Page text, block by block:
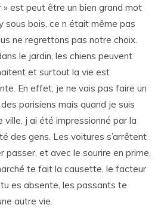
» est peut être un bien grand mot
sous bois, ce n était même pas
ne regrettons pas notre choix.
le jardin, les chiens peuvent
et surtout la vie est
En effet, je ne vais pas faire un
parisiens mais quand je suis
j ai été impressionné par la
des gens. Les voitures s’arrêtent
passer, et avec le sourire en prime,
te fait la causette, le facteur
es absente, les passants te
autre vie.